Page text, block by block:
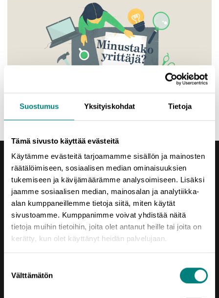
Suostumus Yksityiskohdat Tietoja
Tämä sivusto käyttää evästeitä
Käytämme evästeitä tarjoamamme sisällön ja mainosten
räätälöimiseen, sosiaalisen median ominaisuuksien
tukemiseen ja kävijämäärämme analysoimiseen. Lisäksi
jaamme sosiaalisen median, mainosalan ja analytiikka-
alan kumppaneillemme tietoja siitä, miten käytät
sivustoamme. Kumppanimme voivat yhdistää näitä
tietoja muihin tietoihin, joita olet antanut heille tai joita on
kerätty, kun olet käyttänyt heidän palvelujaan.
valinta
Välttämätön
Yhteystiedot
Porin Leijona
Yrjönkatu 6
28100 Pori
Vaihde (02) 620 5300